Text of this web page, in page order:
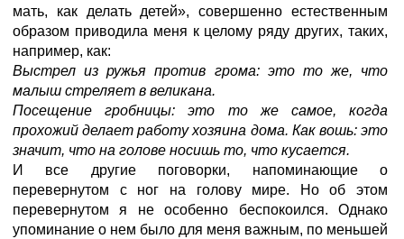
мать, как делать детей», совершенно естественным
образом приводила меня к целому ряду других, таких,
например, как:
Выстрел из ружья против грома: это то же, что
малыш стреляет в великана.
Посещение гробницы: это то же самое, когда
прохожий делает работу хозяина дома. Как вошь: это
значит, что на голове носишь то, что кусается.
И все другие поговорки, напоминающие о
перевернутом с ног на голову мире. Но об этом
перевернутом я не особенно беспокоился. Однако
упоминание о нем было для меня важным, по меньшей